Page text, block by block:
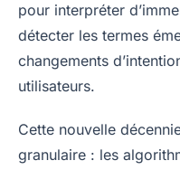
pour interpréter
détecter les termes
changements
utilisateurs.
Cette nouvelle
granulaire : les